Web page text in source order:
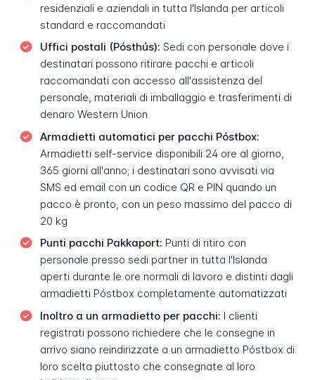
residenziali e aziendali in tutta l'Islanda per articoli
standard e raccomandati
Uffici postali (Pósthús): Sedi con personale dove i
destinatari possono ritirare pacchi e articoli
raccomandati con accesso all'assistenza del
personale, materiali di imballaggio e trasferimenti di
denaro Western Union
Armadietti automatici per pacchi Póstbox:
Armadietti self-service disponibili 24 ore al giorno,
365 giorni all'anno; i destinatari sono avvisati via
SMS ed email con un codice QR e PIN quando un
pacco è pronto, con un peso massimo del pacco di
20 kg
Punti pacchi Pakkaport: Punti di ritiro con
personale presso sedi partner in tutta l'Islanda
aperti durante le ore normali di lavoro e distinti dagli
armadietti Póstbox completamente automatizzati
Inoltro a un armadietto per pacchi: I clienti
registrati possono richiedere che le consegne in
arrivo siano reindirizzate a un armadietto Póstbox di
loro scelta piuttosto che consegnate al loro